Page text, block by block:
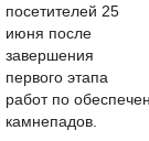
посетителей 25
июня после
завершения
первого этапа
работ по
камнепадов.